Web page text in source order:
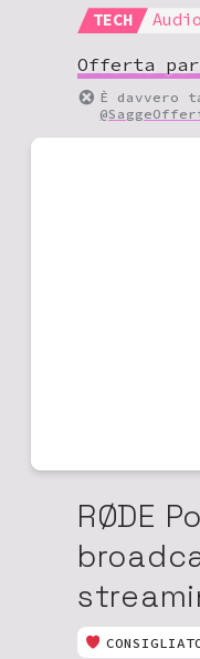
TECH Audio
Offerta
È davvero
RØDE